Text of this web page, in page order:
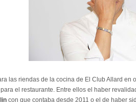
las riendas de la cocina de El Club Allard en
el restaurante. Entre ellos el haber
con que contaba desde 2011 o el de haber